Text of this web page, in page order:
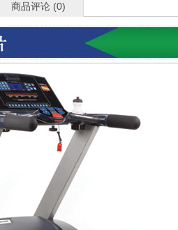
商品评论 (0)